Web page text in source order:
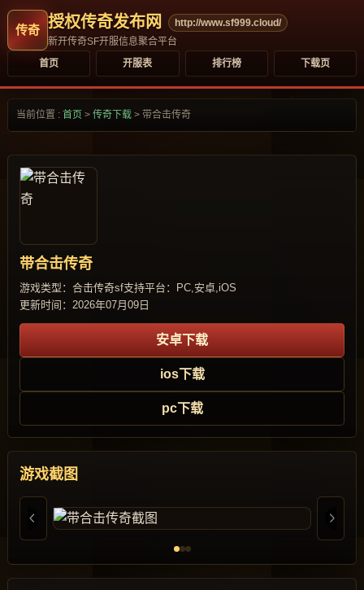
授权传奇发布网
http://www.sf999.cloud/
新开传奇SF开服信息聚合平台
首页
开服表 排行榜 下载页
当前位置 : 首页 > 传奇下载 > 带合击传奇
带合击传奇
游戏类型：合击传奇sf支持平台：PC,安卓,iOS
更新时间：2026年07月09日
安卓下载
ios下载
pc下载
游戏截图